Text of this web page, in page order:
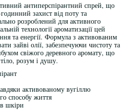
антиперспірантний спрей, що
захист від поту та
розроблений для активного
технології ароматизації цей
та енергії. Формула з активованим
зайві олії, забезпечуючи чистоту та
свіжого деревного аромату, що
розум і душу.
активованому вугіллю
способу життя
шкіри